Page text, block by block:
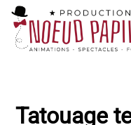
Tatouage